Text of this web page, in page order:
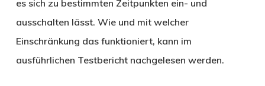
es sich zu bestimmten Zeitpunkten ein- und
ausschalten lässt. Wie und mit welcher
Einschränkung das funktioniert, kann im
ausführlichen Testbericht nachgelesen werden.